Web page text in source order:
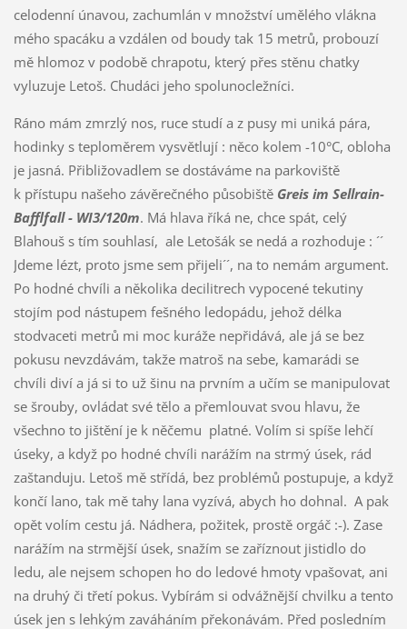
celodenní únavou, zachumlán v množství umělého vlákna
mého spacáku a vzdálen od boudy tak 15 metrů, probouzí
mě hlomoz v podobě chrapotu, který přes stěnu chatky
vyluzuje Letoš. Chudáci jeho spolunocležníci.
Ráno mám zmrzlý nos, ruce studí a z pusy mi uniká pára,
hodinky s teploměrem vysvětlují : něco kolem -10°C, obloha
je jasná. Přibližovadlem se dostáváme na parkoviště
k přístupu našeho závěrečného působiště Greis im Sellrain-
Bafflfall - WI3/120m. Má hlava říká ne, chce spát, celý
Blahouš s tím souhlasí, ale Letošák se nedá a rozhoduje : ´´
Jdeme lézt, proto jsme sem přijeli´´, na to nemám argument.
Po hodné chvíli a několika decilitrech vypocené tekutiny
stojím pod nástupem fešného ledopádu, jehož délka
stodvaceti metrů mi moc kuráže nepřidává, ale já se bez
pokusu nevzdávám, takže matroš na sebe, kamarádi se
chvíli diví a já si to už šinu na prvním a učím se manipulovat
se šrouby, ovládat své tělo a přemlouvat svou hlavu, že
všechno to jištění je k něčemu platné. Volím si spíše lehčí
úseky, a když po hodné chvíli narážím na strmý úsek, rád
zaštanduju. Letoš mě střídá, bez problémů postupuje, a když
končí lano, tak mě tahy lana vyzívá, abych ho dohnal. A pak
opět volím cestu já. Nádhera, požitek, prostě orgáč :-). Zase
narážím na strmější úsek, snažím se zaříznout jistidlo do
ledu, ale nejsem schopen ho do ledové hmoty vpašovat, ani
na druhý či třetí pokus. Vybírám si odvážnější chvilku a tento
úsek jen s lehkým zaváháním překonávám. Před posledním